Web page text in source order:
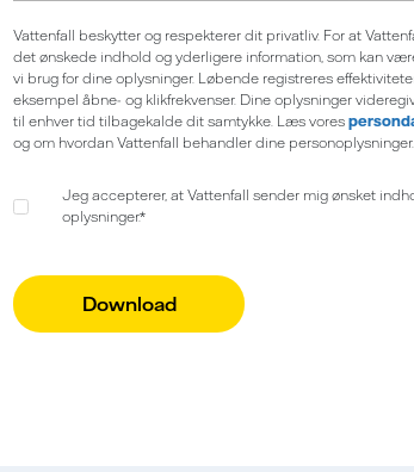
Vattenfall beskytter og respekterer dit privatliv. For at
det ønskede indhold og yderligere information, som kan
vi brug for dine oplysninger. Løbende registreres
eksempel åbne- og klikfrekvenser. Dine oplysninger
til enhver tid tilbagekalde dit samtykke. Læs vores
og om hvordan Vattenfall behandler dine personoplysninger.
Jeg accepterer, at Vattenfall sender mig ønsket
oplysninger.*